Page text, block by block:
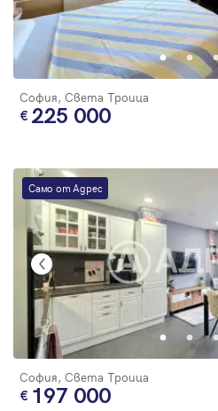
София, Света Троица
225 000
Само от Адрес
София, Света Троица
197 000